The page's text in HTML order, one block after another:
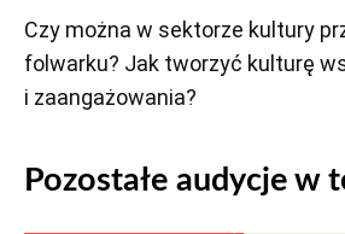
Czy można w sektorze kultury
folwarku? Jak tworzyć kulturę
i zaangażowania?
Pozostałe audycje w